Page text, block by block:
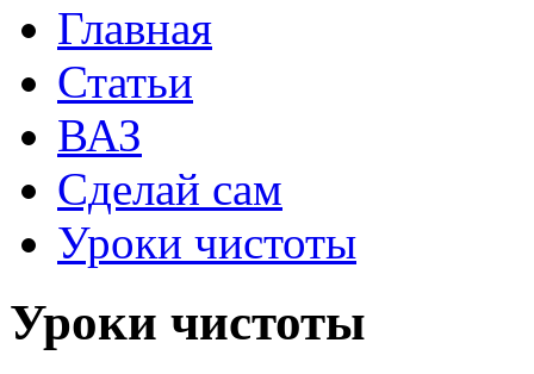
Главная
Статьи
ВАЗ
Сделай сам
Уроки чистоты
Уроки чистоты